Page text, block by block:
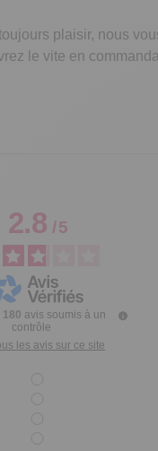
plaisir, nous
le vite en
2.8/5
180 avis soumis à un
contrôle
les avis sur ce site